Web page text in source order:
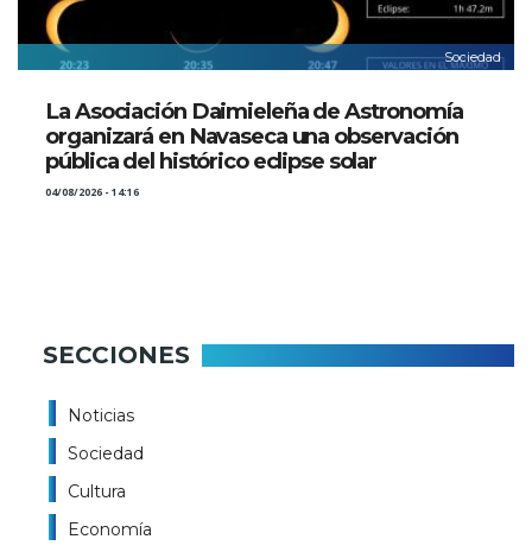
Sociedad
La Asociación Daimieleña de Astronomía
organizará en Navaseca una observación
pública del histórico eclipse solar
04/08/2026 - 14:16
SECCIONES
Noticias
Sociedad
Cultura
Economía